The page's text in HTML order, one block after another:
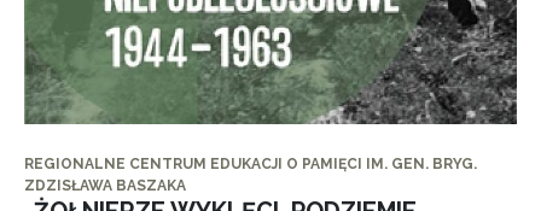
REGIONALNE CENTRUM EDUKACJI O PAMIĘCI IM. GEN. BRYG.
ZDZISŁAWA BASZAKA